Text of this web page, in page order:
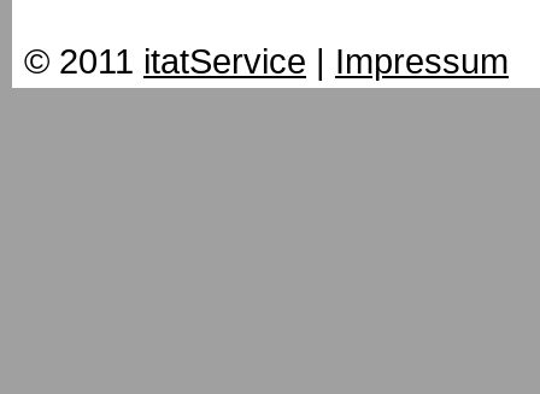
© 2011 itatService | Impressum